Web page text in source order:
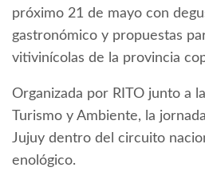
próximo 21 de mayo con
gastronómico y propuestas
vitivinícolas de la provincia
Organizada por RITO junto a
Turismo y Ambiente, la
Jujuy dentro del circuito
enológico.